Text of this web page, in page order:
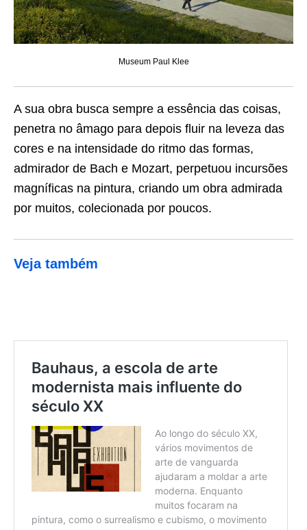
Museum Paul Klee
A sua obra busca sempre a essência das coisas,
penetra no âmago para depois fluir na leveza das
cores e na intensidade do ritmo das formas,
admirador de Bach e Mozart, perpetuou incursões
magníficas na pintura, criando um obra admirada
por muitos, colecionada por poucos.
Veja também